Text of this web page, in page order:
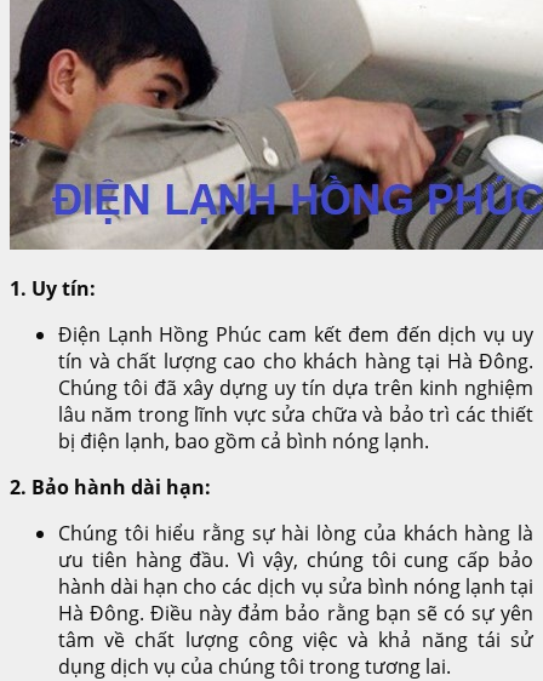
1. Uy tín:
Điện Lạnh Hồng Phúc cam kết đem đến dịch vụ uy
tín và chất lượng cao cho khách hàng tại Hà Đông.
Chúng tôi đã xây dựng uy tín dựa trên kinh nghiệm
lâu năm trong lĩnh vực sửa chữa và bảo trì các thiết
bị điện lạnh, bao gồm cả bình nóng lạnh.
2. Bảo hành dài hạn:
Chúng tôi hiểu rằng sự hài lòng của khách hàng là
ưu tiên hàng đầu. Vì vậy, chúng tôi cung cấp bảo
hành dài hạn cho các dịch vụ sửa bình nóng lạnh tại
Hà Đông. Điều này đảm bảo rằng bạn sẽ có sự yên
tâm về chất lượng công việc và khả năng tái sử
dụng dịch vụ của chúng tôi trong tương lai.